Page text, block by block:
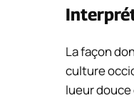
La façon
culture
lueur douce